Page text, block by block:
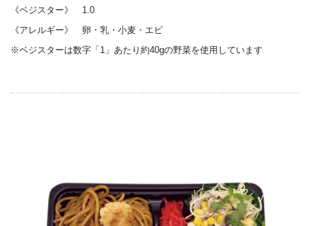
《ベジスター》 1.0
《アレルギー》 卵・乳・小麦・エビ
※ベジスターは数字「1」あたり約40gの野菜を使用しています